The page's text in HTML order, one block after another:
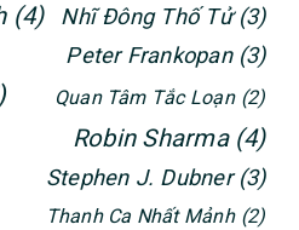
(4) Nhĩ Đông Thố Tử (3)
Peter Frankopan (3)
Quan Tâm Tắc Loạn (2)
Robin Sharma (4)
Stephen J. Dubner (3)
Thanh Ca Nhất Mảnh (2)